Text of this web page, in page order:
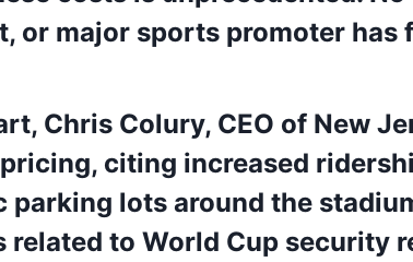
or major sports promoter has
Chris Colury, CEO of New
citing increased
parking lots around the
related to World Cup security